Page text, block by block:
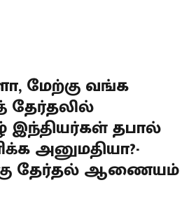
மேற்கு வங்க
தேர்தலில்
இந்தியர்கள் தபால்
அனுமதியா?-
தேர்தல் ஆணையம்